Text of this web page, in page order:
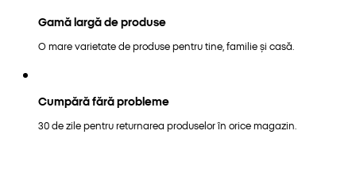
Gamă largă de produse
O mare varietate de produse pentru tine, familie și casă.
Cumpără fără probleme
30 de zile pentru returnarea produselor în orice magazin.